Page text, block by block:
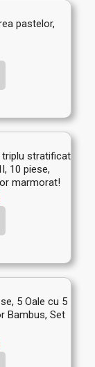
pastelor,
curent
este:
triplu stratificat
10 piese,
marmorat!
curent
este:
5 Oale cu 5
Bambus, Set
curent